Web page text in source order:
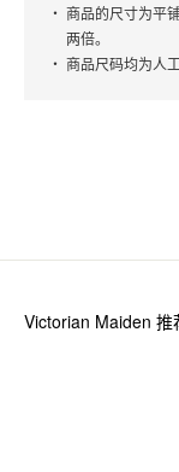
商品的尺寸为平
两倍。
商品尺码均为人
Victorian Maiden 推